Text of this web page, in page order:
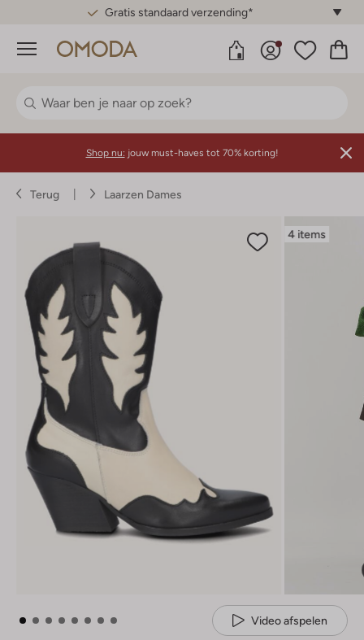
Gratis standaard verzending*
Menu
Shop nu: jouw must-haves tot 70% korting!
Terug Laarzen Dames
4 items
Video afspelen